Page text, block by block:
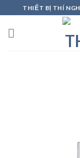
to
content
THIẾT BỊ THÍ